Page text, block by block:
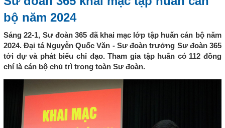
bộ năm 2024
Sáng 22-1, Sư đoàn 365 đã khai mạc lớp tập huấn cán bộ năm
2024. Đại tá Nguyễn Quốc Văn - Sư đoàn trưởng Sư đoàn 365
tới dự và phát biểu chỉ đạo. Tham gia tập huấn có 112 đồng
chí là cán bộ chủ trì trong toàn Sư đoàn.